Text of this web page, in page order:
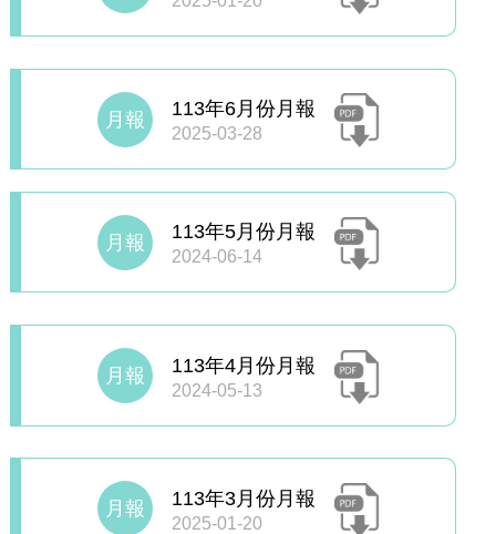
月報 113年6月份月報
2025-03-28
月報 113年5月份月報
2024-06-14
月報 113年4月份月報
2024-05-13
月報 113年3月份月報
2025-01-20